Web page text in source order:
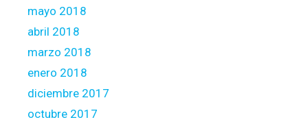
mayo 2018
abril 2018
marzo 2018
enero 2018
diciembre 2017
octubre 2017